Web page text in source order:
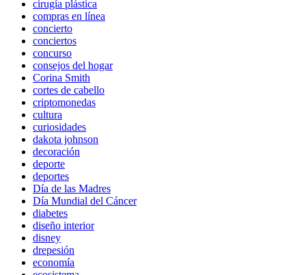
cirugía plástica
compras en línea
concierto
conciertos
concurso
consejos del hogar
Corina Smith
cortes de cabello
criptomonedas
cultura
curiosidades
dakota johnson
decoración
deporte
deportes
Día de las Madres
Día Mundial del Cáncer
diabetes
diseño interior
disney
drepesión
economía